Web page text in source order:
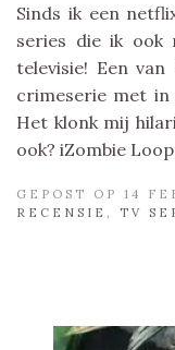
Sinds ik een
series die ik ook
televisie! Een
crimeserie met
Het klonk mij
ook? iZombie
GEPOST OP 14
RECENSIE
TV